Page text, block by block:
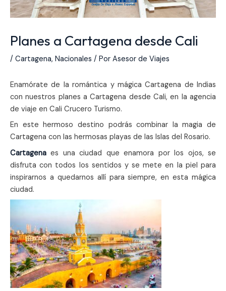
Planes a Cartagena desde Cali
/ Cartagena, Nacionales / Por Asesor de Viajes
Enamórate de la romántica y mágica Cartagena de Indias
con nuestros planes a Cartagena desde Cali, en la agencia
de viaje en Cali Crucero Turismo.
En este hermoso destino podrás combinar la magia de
Cartagena con las hermosas playas de las Islas del Rosario.
Cartagena es una ciudad que enamora por los ojos, se
disfruta con todos los sentidos y se mete en la piel para
inspirarnos a quedarnos allí para siempre, en esta mágica
ciudad.